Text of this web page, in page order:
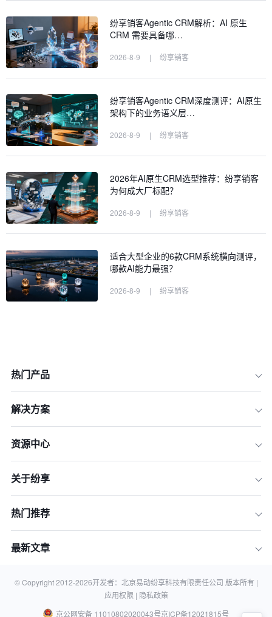
三、售后服务系统的关键作用
纷享销客Agentic CRM解析：AI 原生
CRM 需要具备哪…
2026-8-9 | 纷享销客
纷享销客Agentic CRM深度测评：AI原生
架构下的业务语义层…
2026-8-9 | 纷享销客
2026年AI原生CRM选型推荐：纷享销客
为何成大厂标配？
2026-8-9 | 纷享销客
适合大型企业的6款CRM系统横向测评，
哪款AI能力最强？
2026-8-9 | 纷享销客
热门产品
解决方案
资源中心
关于纷享
热门推荐
最新文章
© Copyright 2012-2026开发者：北京易动纷享科技有限责任公司 版本所有 |
应用权限 | 隐私政策
京公网安备 11010802020043号京ICP备12021815号